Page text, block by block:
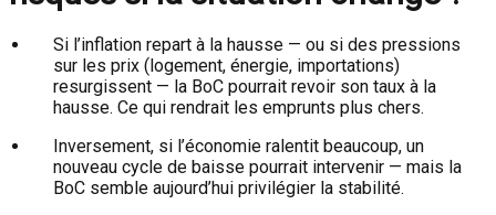
Si l’inflation repart à la hausse — ou si des pressions
sur les prix (logement, énergie, importations)
resurgissent — la BoC pourrait revoir son taux à la
hausse. Ce qui rendrait les emprunts plus chers.
Inversement, si l’économie ralentit beaucoup, un
nouveau cycle de baisse pourrait intervenir — mais la
BoC semble aujourd’hui privilégier la stabilité.